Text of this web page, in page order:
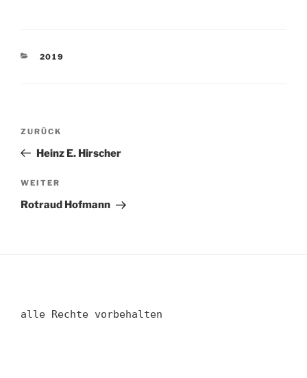
KATEGORIEN
2019
Beitragsnavigation
Vorheriger
Beitrag
ZURÜCK
Heinz E. Hirscher
Nächster
Beitrag
WEITER
Rotraud Hofmann
alle Rechte vorbehalten